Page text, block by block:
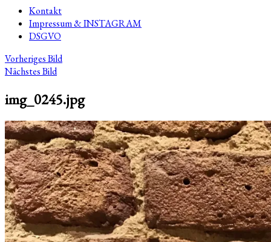
Kontakt
Impressum & INSTAGRAM
DSGVO
Vorheriges Bild
Nächstes Bild
img_0245.jpg